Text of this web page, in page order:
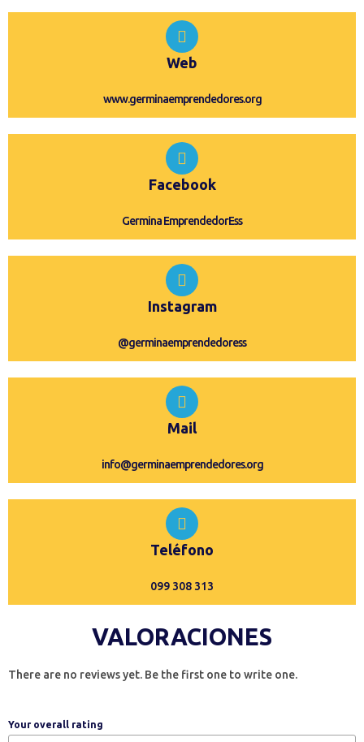
Web
www.germinaemprendedores.org
Facebook
Germina EmprendedorEss
Instagram
@germinaemprendedoress
Mail
info@germinaemprendedores.org
Teléfono
099 308 313
VALORACIONES
There are no reviews yet. Be the first one to write one.
Your overall rating